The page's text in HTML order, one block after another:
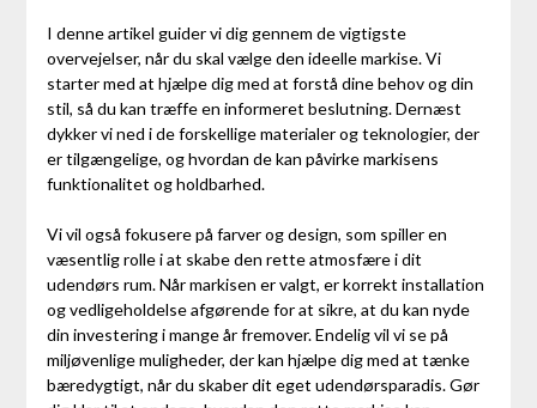
I denne artikel guider vi dig gennem de vigtigste
overvejelser, når du skal vælge den ideelle markise. Vi
starter med at hjælpe dig med at forstå dine behov og din
stil, så du kan træffe en informeret beslutning. Dernæst
dykker vi ned i de forskellige materialer og teknologier, der
er tilgængelige, og hvordan de kan påvirke markisens
funktionalitet og holdbarhed.
Vi vil også fokusere på farver og design, som spiller en
væsentlig rolle i at skabe den rette atmosfære i dit
udendørs rum. Når markisen er valgt, er korrekt installation
og vedligeholdelse afgørende for at sikre, at du kan nyde
din investering i mange år fremover. Endelig vil vi se på
miljøvenlige muligheder, der kan hjælpe dig med at tænke
bæredygtigt, når du skaber dit eget udendørsparadis. Gør